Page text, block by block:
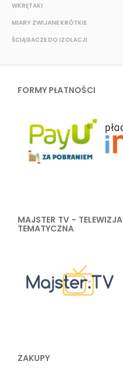
WKRĘTAKI
MIARY ZWIJANE KRÓTKIE
ŚCIĄGACZE DO IZOLACJI
FORMY PŁATNOŚCI
MAJSTER TV - TELEWIZJA
TEMATYCZNA
ZAKUPY